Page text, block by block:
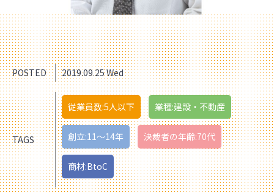
POSTED 2019.09.25 Wed
TAGS
従業員数:5人以下 業種:建設・不動産
創立:11〜14年 決裁者の年齢:70代
商材:BtoC